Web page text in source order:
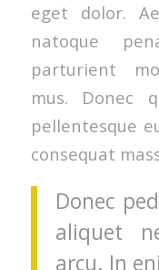
eget dolor.
natoque
parturient
mus. Donec
pellentesque
consequat
Donec
aliquet
arcu. In